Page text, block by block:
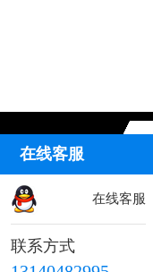
在线客服
在线客服
联系方式